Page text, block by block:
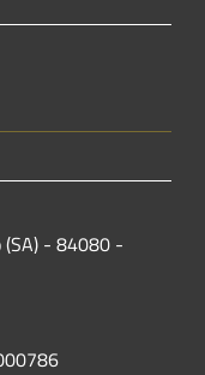
(SA) - 84080 -